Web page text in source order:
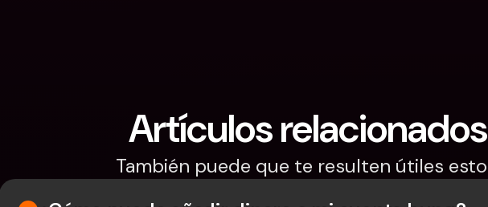
Artículos relacionados
También puede que te resulten útiles